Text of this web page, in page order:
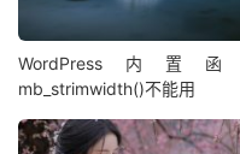
WordPress内置函
mb_strimwidth()不能用